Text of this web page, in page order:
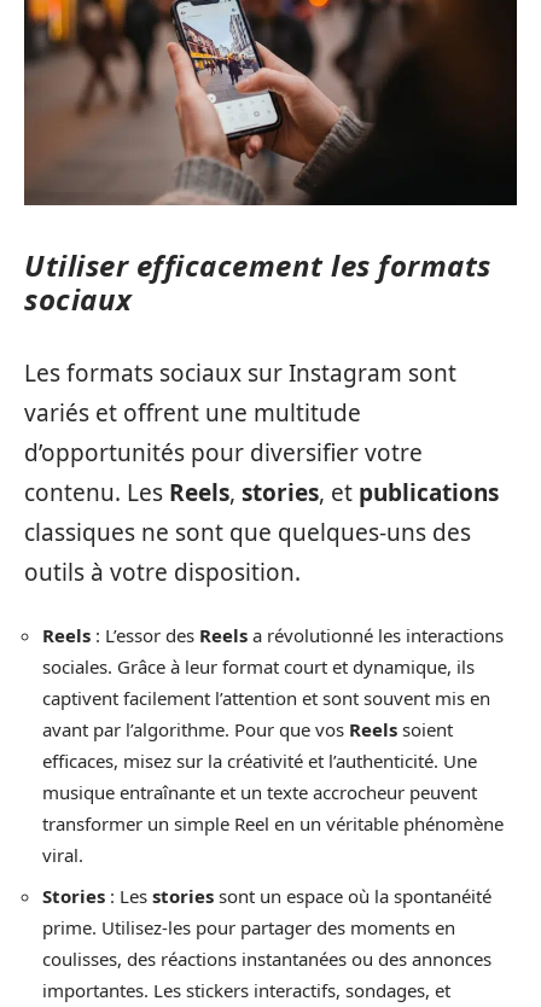
Utiliser efficacement les formats
sociaux
Les formats sociaux sur Instagram sont
variés et offrent une multitude
d’opportunités pour diversifier votre
contenu. Les Reels, stories, et publications
classiques ne sont que quelques-uns des
outils à votre disposition.
Reels : L’essor des Reels a révolutionné les interactions
sociales. Grâce à leur format court et dynamique, ils
captivent facilement l’attention et sont souvent mis en
avant par l’algorithme. Pour que vos Reels soient
efficaces, misez sur la créativité et l’authenticité. Une
musique entraînante et un texte accrocheur peuvent
transformer un simple Reel en un véritable phénomène
viral.
Stories : Les stories sont un espace où la spontanéité
prime. Utilisez-les pour partager des moments en
coulisses, des réactions instantanées ou des annonces
importantes. Les stickers interactifs, sondages, et